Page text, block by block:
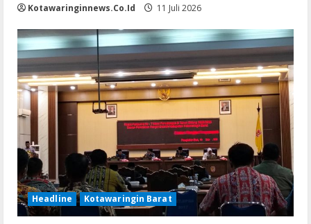
Kotawaringinnews.co.id 11 Juli 2026
Headline Kotawaringin Barat